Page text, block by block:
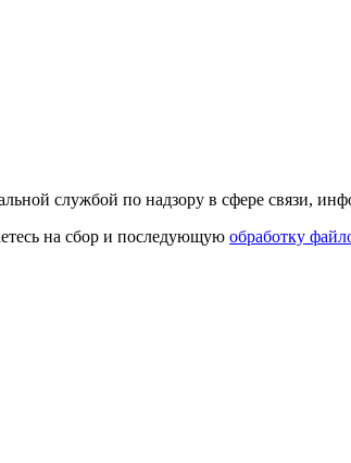
службой по надзору в сфере связи,
на сбор и последующую обработку